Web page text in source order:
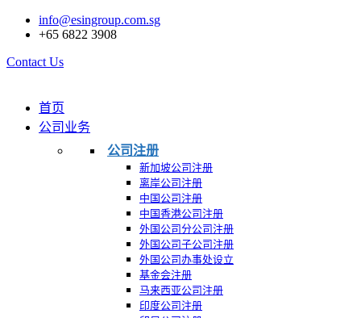
info@esingroup.com.sg
+65 6822 3908
Contact Us
首页
公司业务
公司注册
新加坡公司注册
离岸公司注册
中国公司注册
中国香港公司注册
外国公司分公司注册
外国公司子公司注册
外国公司办事处设立
基金会注册
马来西亚公司注册
印度公司注册